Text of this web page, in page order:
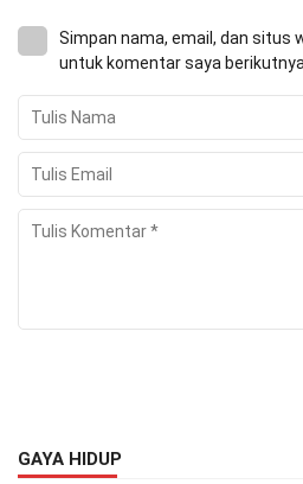
Simpan nama, email, dan situs
untuk komentar saya
GAYA HIDUP